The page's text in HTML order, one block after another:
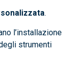
.
l’installazione
strumenti